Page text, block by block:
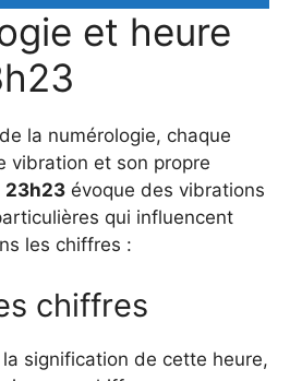
et heure
la numérologie, chaque
vibration et son propre
23h23 évoque des vibrations
qui influencent
les chiffres :
chiffres
signification de cette heure,